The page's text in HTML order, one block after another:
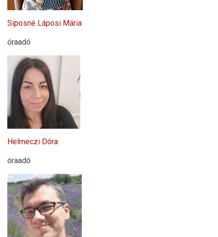
Siposné Láposi Mária
óraadó
Helmeczi Dóra
óraadó